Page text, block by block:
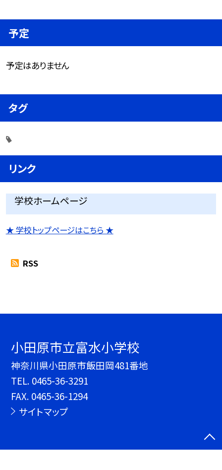
予定
予定はありません
タグ
リンク
学校ホームページ
★ 学校トップページはこちら ★
RSS
小田原市立富水小学校
神奈川県小田原市飯田岡481番地
TEL. 0465-36-3291
FAX. 0465-36-1294
サイトマップ